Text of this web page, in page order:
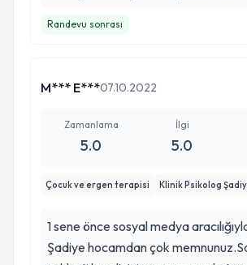
Randevu sonrası
M*** E***07.10.2022
Zamanlama
5.0
İlgi
5.0
Çocuk ve ergen terapisi Klinik Psikolog
1 sene önce sosyal medya
Şadiye hocamdan çok